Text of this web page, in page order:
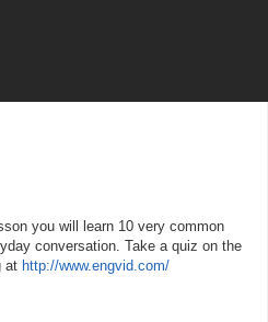
you will learn 10 very common
conversation. Take a quiz on the
at http://www.engvid.com/